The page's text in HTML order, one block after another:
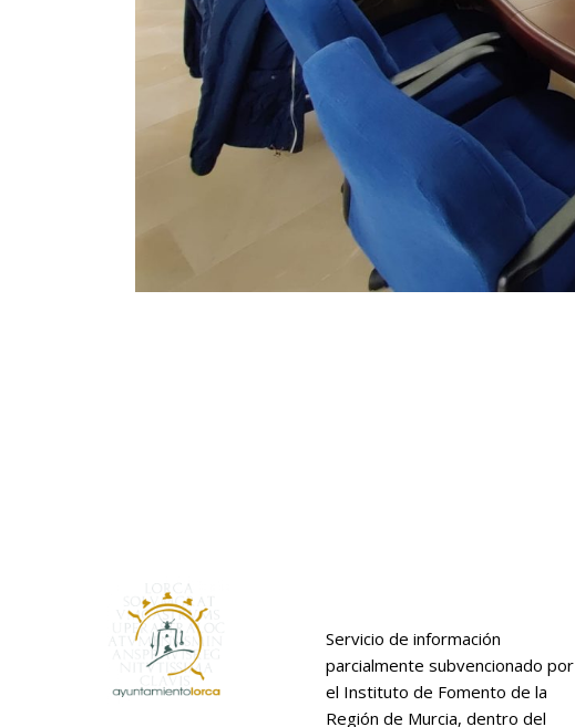
Servicio de información
parcialmente subvencionado por
el Instituto de Fomento de la
Región de Murcia, dentro del